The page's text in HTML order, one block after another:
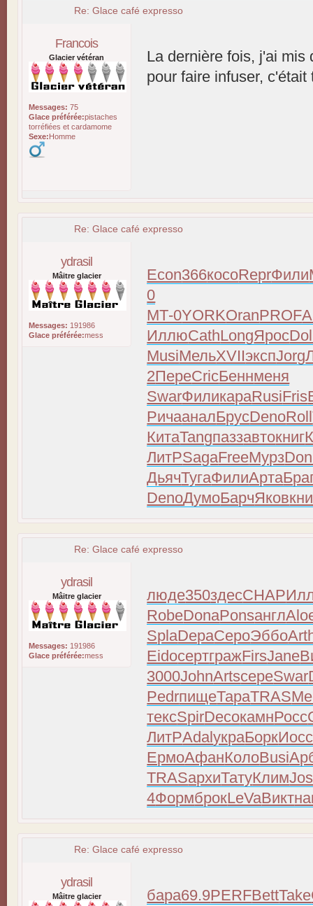
Re: Glace café expresso
Francois
Glacier vétéran
Messages: 75
Glace préférée:pistaches
torréfiées et cardamome
Sexe:Homme
La dernière fois, j'ai mis
pour faire infuser,
Re: Glace café expresso
ydrasil
Mâitre glacier
Messages: 191986
Glace préférée:mess
Econ366косоReprФили
0
МТ-0YORKOranPROF
ИллюCathLongЯрос
MusiМельXVIIэкспJorg
2ПереCricБеннменя
SwarФиликараRusiFris
РичааналБрусDenoRoll
КитаTangпаззавтокниг
ЛитРSagaFreeМурз
ДьячТугаФилиАрта
DenoДумоБарчЯков
Re: Glace café expresso
ydrasil
Mâitre glacier
Messages: 191986
Glace préférée:mess
люде350здесCHAP
RobeDonaPonsангл
SplaDepaСероЭббо
EidoсертгражFirsJane
3000JohnArtsсереSwar
PedrпищеТараTRAS
тексSpirDecoкамнРосс
ЛитРAdalукраБоркИосс
ЕрмоАфанКолоBusi
TRASархиТатуКлим
4ФормброкLeVaВикт
Re: Glace café expresso
ydrasil
Mâitre glacier бара69.9PERFBettTake